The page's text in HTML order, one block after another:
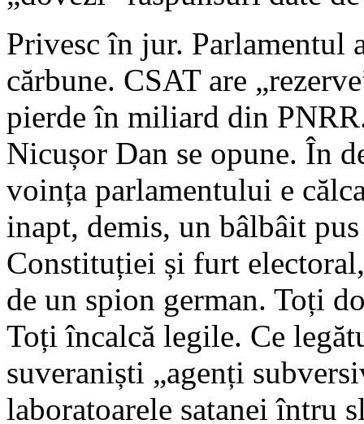
Privesc în jur. Parlamentul
cărbune. CSAT are
pierde în miliard din
Nicușor Dan se opune. În
voința parlamentului e
inapt, demis, un bâlbâit
Constituției și furt
de un spion german. Toți
Toți încalcă legile. Ce
suveraniști „agenți
laboratoarele satanei întru